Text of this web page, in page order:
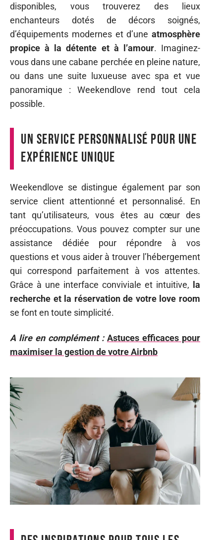
disponibles, vous trouverez des lieux
enchanteurs dotés de décors soignés,
d’équipements modernes et d’une atmosphère
propice à la détente et à l’amour. Imaginez-
vous dans une cabane perchée en pleine nature,
ou dans une suite luxueuse avec spa et vue
panoramique : Weekendlove rend tout cela
possible.
Un service personnalisé pour une
expérience unique
Weekendlove se distingue également par son
service client attentionné et personnalisé. En
tant qu’utilisateurs, vous êtes au cœur des
préoccupations. Vous pouvez compter sur une
assistance dédiée pour répondre à vos
questions et vous aider à trouver l’hébergement
qui correspond parfaitement à vos attentes.
Grâce à une interface conviviale et intuitive,
la
recherche et la réservation de votre love room
se font en toute simplicité.
A lire en complément : Astuces efficaces pour
maximiser la gestion de votre Airbnb